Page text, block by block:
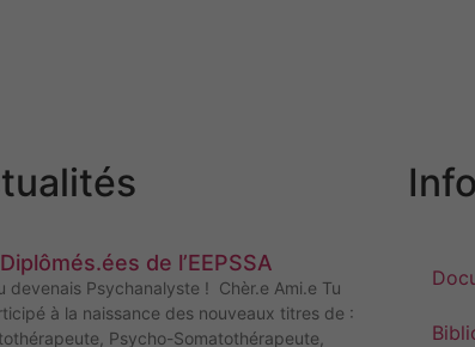
de l’EEPSSA
devenais Psychanalyste ! Chèr.e Ami.e Tu
à la naissance des nouveaux titres de :
Psycho-Somatothérapeute,